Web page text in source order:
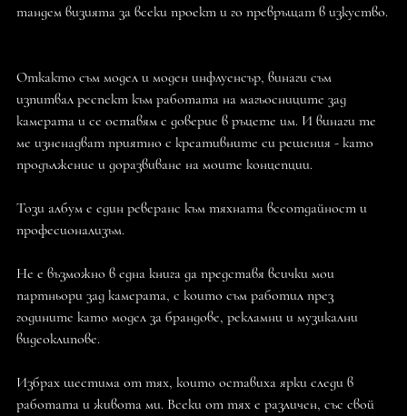
тандем визията за всеки проект и го превръщат в изкуство.
Откакто съм модел и моден инфлуенсър, винаги съм
изпитвал респект към работата на магьосниците зад
камерата и се оставям с доверие в ръцете им. И винаги те
ме изненадват приятно с креативните си решения - като
продължение и доразвиване на моите концепции.
Този албум е един реверанс към тяхната всеотдайност и
професионализъм.
Не е възможно в една книга да представя всички мои
партньори зад камерата, с които съм работил през
годините като модел за брандове, рекламни и музикални
видеоклипове.
Избрах шестима от тях, които оставиха ярки следи в
работата и живота ми. Всеки от тях е различен, със свой